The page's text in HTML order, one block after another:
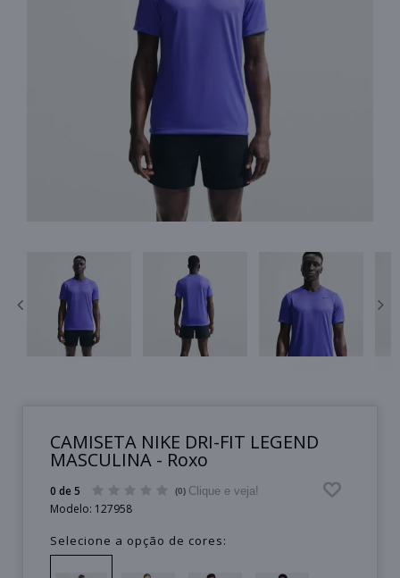
CAMISETA NIKE DRI-FIT LEGEND
MASCULINA - Roxo
0 de 5 (0) Clique e veja!
Modelo: 127958
Selecione a opção de cores: